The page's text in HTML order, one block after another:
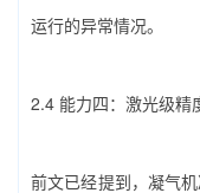
运行的异常情况。
2.4 能力四：激光级精
前文已经提到，凝气